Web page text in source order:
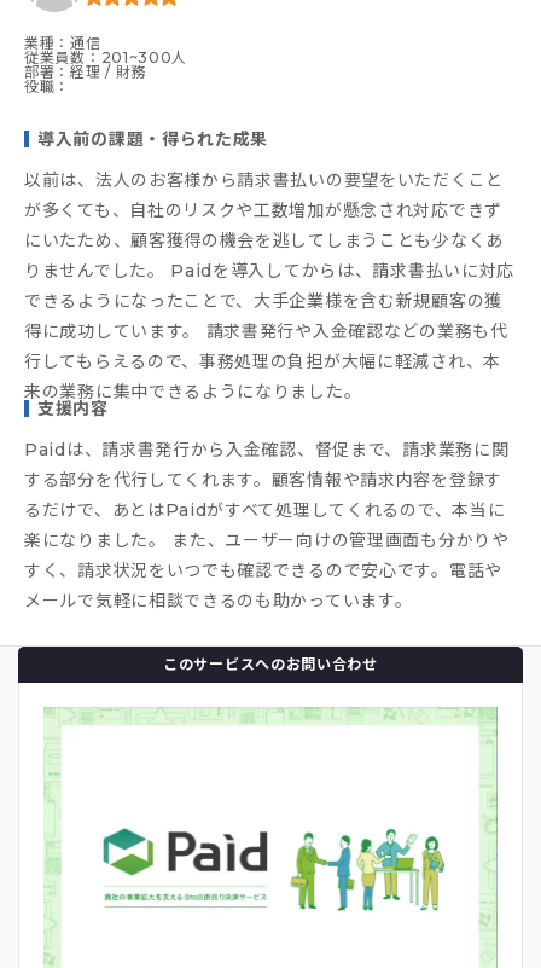
業種：通信
従業員数：201~300人
部署：経理 / 財務
役職：
導入前の課題・得られた成果
以前は、法人のお客様から請求書払いの要望をいただくこと
が多くても、自社のリスクや工数増加が懸念され対応できず
にいたため、顧客獲得の機会を逃してしまうことも少なくあ
りませんでした。 Paidを導入してからは、請求書払いに対応
できるようになったことで、大手企業様を含む新規顧客の獲
得に成功しています。 請求書発行や入金確認などの業務も代
行してもらえるので、事務処理の負担が大幅に軽減され、本
来の業務に集中できるようになりました。
支援内容
Paidは、請求書発行から入金確認、督促まで、請求業務に関
する部分を代行してくれます。顧客情報や請求内容を登録す
るだけで、あとはPaidがすべて処理してくれるので、本当に
楽になりました。 また、ユーザー向けの管理画面も分かりや
すく、請求状況をいつでも確認できるので安心です。電話や
メールで気軽に相談できるのも助かっています。
このサービスへのお問い合わせ